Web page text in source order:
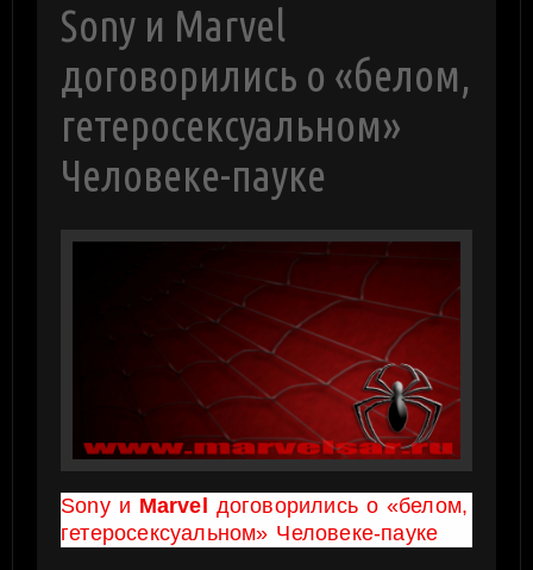
Sony и Marvel
договорились о «белом,
гетеросексуальном»
Человеке-пауке
Sony и Marvel
договорились о «белом,
гетеросексуальном» Человеке-пауке